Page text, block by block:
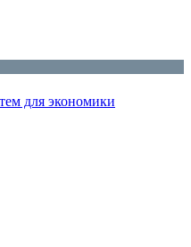
для экономики